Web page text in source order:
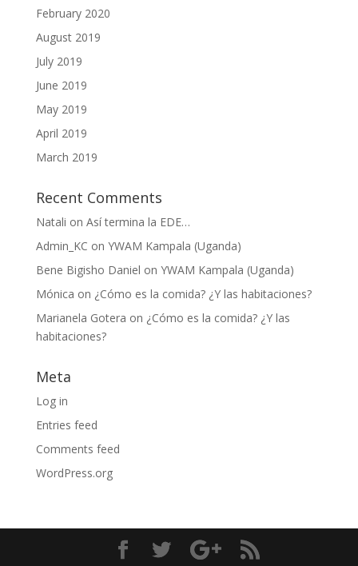
February 2020
August 2019
July 2019
June 2019
May 2019
April 2019
March 2019
Recent Comments
Natali on Así termina la EDE…
Admin_KC on YWAM Kampala (Uganda)
Bene Bigisho Daniel on YWAM Kampala (Uganda)
Mónica on ¿Cómo es la comida? ¿Y las habitaciones?
Marianela Gotera on ¿Cómo es la comida? ¿Y las
habitaciones?
Meta
Log in
Entries feed
Comments feed
WordPress.org